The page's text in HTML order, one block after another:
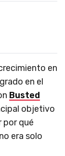
en
en el
Busted
objetivo
por qué
era solo